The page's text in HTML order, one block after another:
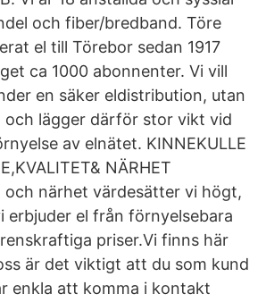
och fiber/bredband. Töre
el till Törebor sedan 1917
ca 1000 abonnenter. Vi vill
en säker eldistribution, utan
och lägger därför stor vikt vid
av elnätet. KINNEKULLE
NÄRHET
och närhet värdesätter vi högt,
erbjuder el från förnyelsebara
priser.Vi finns här
är det viktigt att du som kund
enkla att komma i kontakt